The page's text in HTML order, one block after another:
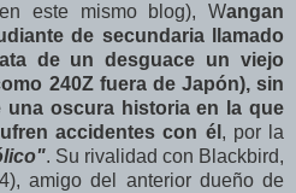
este mismo blog), Wangan
de secundaria llamado
de un desguace un viejo
240Z fuera de Japón), sin
una oscura historia en la que
accidentes con él , por la
. Su rivalidad con Blackbird,
amigo del anterior dueño de